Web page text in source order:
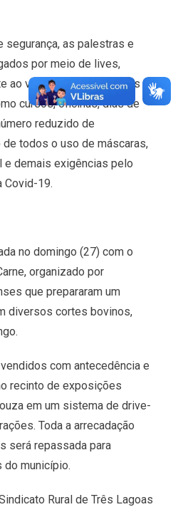
as palestras e
por meio de lives,
ao vivo. Paralelamente, os
cursos, oficinas, dias de
reduzido de
todos o uso de máscaras,
e demais exigências pelo
Covid-19.
no domingo (27) com o
organizado por
que prepararam um
diversos cortes bovinos,
com antecedência e
recinto de exposições
em um sistema de drive-
Toda a arrecadação
será repassada para
município.
Rural de Três Lagoas